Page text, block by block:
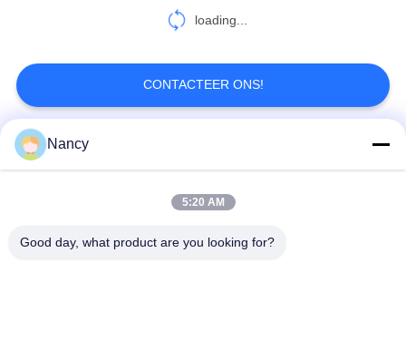
loading...
CONTACTEER ONS!
populaire categorieën
Nancy
5:20 AM
Good day, what product are you looking for?